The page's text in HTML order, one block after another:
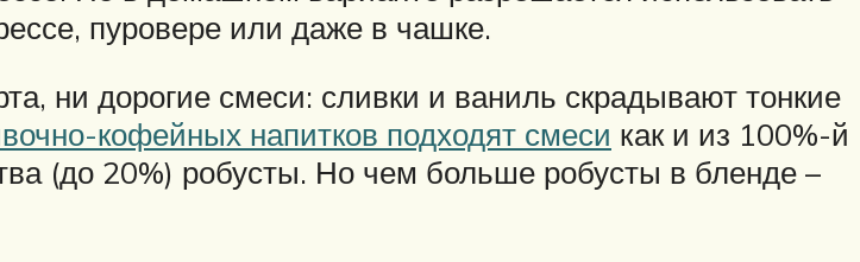
пуровере или даже в чашке.
ни дорогие смеси: сливки и ваниль скрадывают тонкие
кофейных напитков подходят смеси как и из 100%-й
(до 20%) робусты. Но чем больше робусты в бленде –